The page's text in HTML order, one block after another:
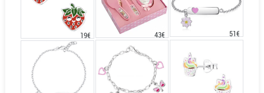
19€ 43€ 51€